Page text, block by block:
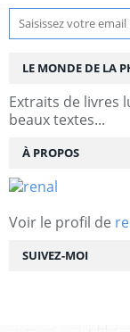
SUIVEZ-MOI
LE MONDE DE LA
Extraits de livres
beaux textes...
À PROPOS
Voir le profil de